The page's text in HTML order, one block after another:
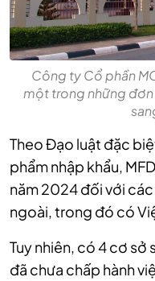
Công ty Cổ phần
một trong những
Theo Đạo luật đặc
phẩm nhập khẩu,
năm 2024 đối với
ngoài, trong đó có
Tuy nhiên, có 4 cơ sở
đã chưa chấp hành